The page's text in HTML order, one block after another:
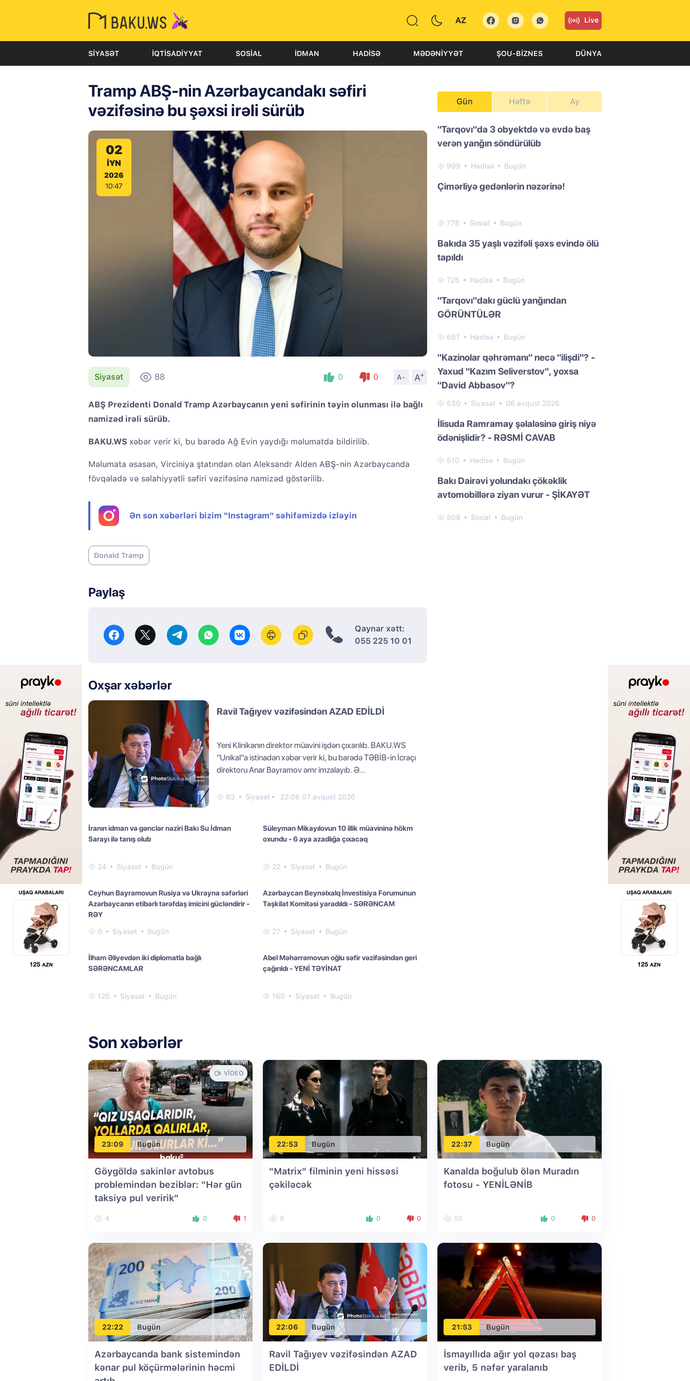
AZ Live
SIYASƏT İQTISADIYYAT SOSIAL İDMAN HADISƏ MƏDƏNIYYƏT ŞOU-BIZNES DÜNYA
Tramp ABŞ-nin Azərbaycandakı səfiri
vəzifəsinə bu şəxsi irəli sürüb
02
IYN
2026
10:47
Siyasət 88 0 0 A- A
+
ABŞ Prezidenti Donald Tramp Azərbaycanın yeni səfirinin təyin olunması ilə bağlı
namizəd irəli sürüb.
BAKU.WS xəbər verir ki, bu barədə Ağ Evin yaydığı məlumatda bildirilib.
Məlumata əsasən, Virciniya ştatından olan Aleksandr Alden ABŞ-nin Azərbaycanda
fövqəladə və səlahiyyətli səfiri vəzifəsinə namizəd göstərilib.
Ən son xəbərləri bizim "Instagram" səhifəmizdə izləyin
Donald Tramp
Paylaş
Qaynar xətt:
055 225 10 01
Oxşar xəbərlər
Ravil Tağıyev vəzifəsindən AZAD EDİLDİ
Yeni Klinikanın direktor müavini işdən çıxarılıb. BAKU.WS
"Unikal"a istinadən xəbər verir ki, bu barədə TƏBİB-in İcraçı
direktoru Anar Bayramov əmr imzalayıb. Ə...
63 Siyasət 22:06 07 avqust 2026
İranın idman və gənclər naziri Bakı Su İdman
Sarayı ilə tanış olub
24 Siyasət Bugün
Süleyman Mikayılovun 10 illik müavininə hökm
oxundu - 6 aya azadlığa çıxacaq
22 Siyasət Bugün
Ceyhun Bayramovun Rusiya və Ukrayna səfərləri
Azərbaycanın etibarlı tərəfdaş imicini gücləndirir -
RƏY
0 Siyasət Bugün
Azərbaycan Beynəlxalq İnvestisiya Forumunun
Təşkilat Komitəsi yaradıldı - SƏRƏNCAM
27 Siyasət Bugün
İlham Əliyevdən iki diplomatla bağlı
SƏRƏNCAMLAR
120 Siyasət Bugün
Abel Məhərrəmovun oğlu səfir vəzifəsindən geri
çağırıldı - YENİ TƏYİNAT
160 Siyasət Bugün
Gün Həftə Ay
"Tarqovı"da 3 obyektdə və evdə baş
verən yanğın söndürülüb
999 Hadisə Bugün
Çimərliyə gedənlərin nəzərinə!
778 Sosial Bugün
Bakıda 35 yaşlı vəzifəli şəxs evində ölü
tapıldı
725 Hadisə Bugün
"Tarqovı"dakı güclü yanğından
GÖRÜNTÜLƏR
667 Hadisə Bugün
"Kazinolar qəhrəmanı" necə "ilişdi"? -
Yaxud "Kazım Seliverstov", yoxsa
"David Abbasov"?
530 Siyasət 06 avqust 2026
İlisuda Ramramay şəlaləsinə giriş niyə
ödənişlidir? - RƏSMİ CAVAB
510 Hadisə Bugün
Bakı Dairəvi yolundakı çökəklik
avtomobillərə ziyan vurur - ŞİKAYƏT
508 Sosial Bugün
Son xəbərlər
23:09 Bugün
VIDEO
Göygöldə sakinlər avtobus
problemindən beziblər: "Hər gün
taksiyə pul veririk"
4 0 1
22:53 Bugün
"Matrix" filminin yeni hissəsi
çəkiləcək
9 0 0
22:37 Bugün
Kanalda boğulub ölən Muradın
fotosu
- YENİLƏNİB
55 0 0
22:22 Bugün
Azərbaycanda bank sistemindən
kənar pul köçürmələrinin həcmi
22:06 Bugün
Ravil Tağıyev vəzifəsindən AZAD
EDİLDİ
21:53 Bugün
İsmayıllıda ağır yol qəzası baş
verib, 5 nəfər yaralanıb